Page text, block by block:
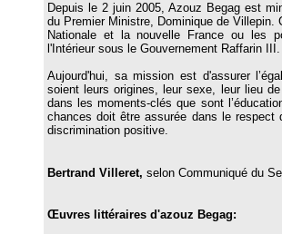
Depuis le 2 juin 2005, Azouz Begag est
du Premier Ministre, Dominique de
Nationale et la nouvelle France ou les
l'Intérieur sous le Gouvernement Raffarin
Aujourd'hui, sa mission est d'assurer
soient leurs origines, leur sexe, leur lieu
dans les moments-clés que sont
chances doit être assurée dans le respect
discrimination positive.
Bertrand Villeret, selon Communiqué du
Œuvres littéraires d'azouz Begag: